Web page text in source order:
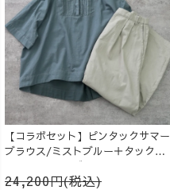
【コラボセット】ピンタックサマー
ブラウス/ミストブルー＋タックバ
ルーンパンツ/グレージュ
24,200円(税込)